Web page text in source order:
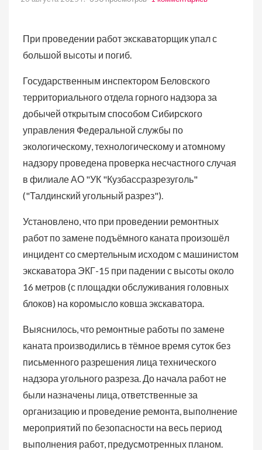
При проведении работ экскаваторщик упал с
большой высоты и погиб.
Государственным инспектором Беловского
территориального отдела горного надзора за
добычей открытым способом Сибирского
управления Федеральной службы по
экологическому, технологическому и атомному
надзору проведена проверка несчастного случая
в филиале АО "УК "Кузбассразрезуголь"
("Талдинский угольный разрез").
Установлено, что при проведении ремонтных
работ по замене подъёмного каната произошёл
инцидент со смертельным исходом с машинистом
экскаватора ЭКГ-15 при падении с высоты около
16 метров (с площадки обслуживания головных
блоков) на коромысло ковша экскаватора.
Выяснилось, что ремонтные работы по замене
каната производились в тёмное время суток без
письменного разрешения лица технического
надзора угольного разреза. До начала работ не
были назначены лица, ответственные за
организацию и проведение ремонта, выполнение
мероприятий по безопасности на весь период
выполнения работ, предусмотренных планом.